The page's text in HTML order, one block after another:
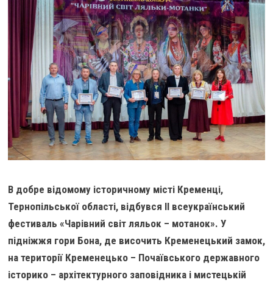
В добре відомому історичному місті Кременці,
Тернопільської області, відбувся ІІ всеукраїнський
фестиваль «Чарівний світ ляльок – мотанок». У
підніжжя гори Бона, де височить Кременецький замок,
на території Кременецько – Почаївського державного
історико – архітектурного заповідника і мистецькій